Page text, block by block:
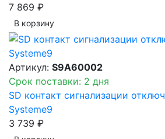
7 869 ₽
В корзинy
Артикул: S9A60002
Срок поставки: 2 дня
SD контакт сигнализации
Systeme9
3 739 ₽